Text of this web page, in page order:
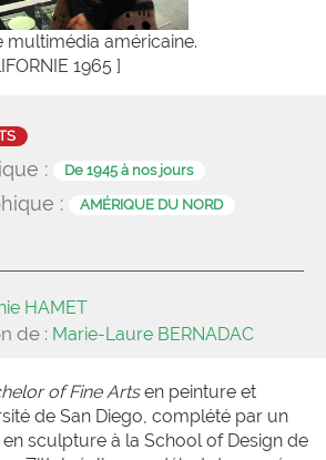
multimédia américaine.
1965 ]
: De 1945 à nos jours
:
AMÉRIQUE DU NORD
HAMET
de : Marie-Laure BERNADAC
of Fine Artsen peinture et
de San Diego, complété par un
en sculpture à la School of Design de